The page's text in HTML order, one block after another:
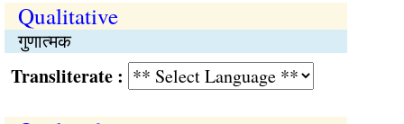
Qualitative
गुणात्मक
: